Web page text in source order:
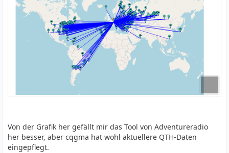
Von der Grafik her gefällt mir das Tool von Adventureradio
her besser, aber cqgma hat wohl aktuellere QTH-Daten
eingepflegt.